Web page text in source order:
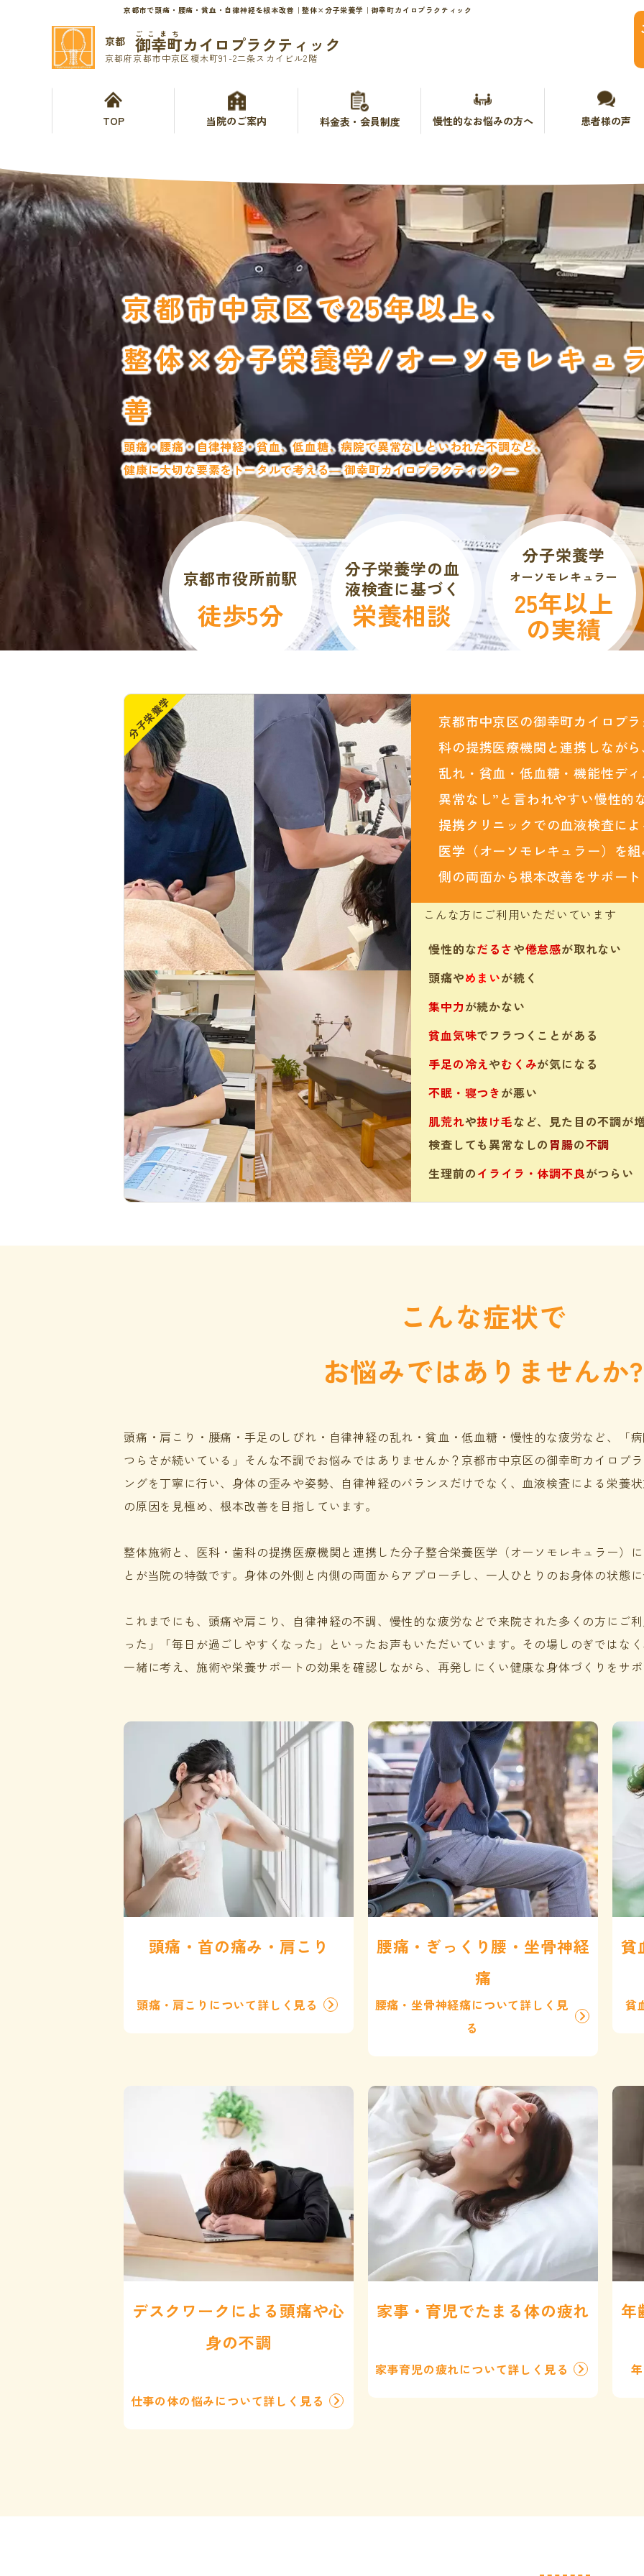
京都市で頭痛・腰痛・貧血・自律神経を根本改善｜整体×分子栄養学｜御幸町カイロプラクティック
京都
ごこまち
御幸町カイロプラクティック
京都府京都市中京区榎木町91-2二条スカイビル2階
TOP 当院のご案内 料金表・会員制度 慢性的なお悩みの方へ 患者様の声
京都市中京区で25年以上、
整体×分子栄養学/オーソモレキュ
善
頭痛・腰痛・自律神経・貧血、低血糖、病院で異常なしといわれた不調など、
健康に大切な要素をトータルで考える― 御幸町カイロプラクティック ―
京都市役所前駅
徒歩5分
分子栄養学の血
液検査に基づく
栄養相談
分子栄養学
オーソモレキュラー
25年以上
の実績
分子栄養学
京都市中京区の御幸町カイロプ
科の提携医療機関と連携しなが
乱れ・貧血・低血糖・機能性デ
異常なし”と言われやすい慢性的
提携クリニックでの血液検査に
医学（オーソモレキュラー）を
側の両面から根本改善をサポー
こんな方にご利用いただいています
慢性的なだるさや倦怠感が取れない
頭痛やめまいが続く
集中力が続かない
貧血気味でフラつくことがある
手足の冷えやむくみが気になる
不眠・寝つきが悪い
肌荒れや抜け毛など、見た目の不調が
検査しても異常なしの 胃腸の不調
生理前のイライラ・体調不良がつらい
こんな症状で
お悩みではありませんか?
頭痛・肩こり・腰痛・手足のしびれ・自律神経の乱れ・貧血・低血糖・慢性的な疲労など、
「
つらさが続いている」 そんな不調でお悩みではありませんか？ 京都市中京区の御幸町カイロプ
ングを丁寧に行い、身体の歪みや姿勢、自律神経のバランスだけでなく、血液検査による栄養
の原因を見極め、根本改善を目指しています。
整体施術と、医科・歯科の提携医療機関と連携した分子整合栄養医学（オーソモレキュラー）
とが当院の特徴です。身体の外側と内側の両面からアプローチし、一人ひとりのお身体の状態
これまでにも、頭痛や肩こり、自律神経の不調、慢性的な疲労などで来院された多くの方にご
った」「毎日が過ごしやすくなった」といったお声もいただいています。 その場しのぎではな
一緒に考え、施術や栄養サポートの効果を確認しながら、再発しにくい健康な身体づくりをサ
頭痛・首の痛み・肩こり
頭痛・肩こりについて詳しく見る
腰痛・ぎっくり腰・坐骨神経
痛
腰痛・坐骨神経痛について詳しく見
る
貧
貧
デスクワークによる頭痛や心
身の不調
仕事の体の悩みについて詳しく見る
家事・育児でたまる体の疲れ
家事育児の疲れについて詳しく見る
年